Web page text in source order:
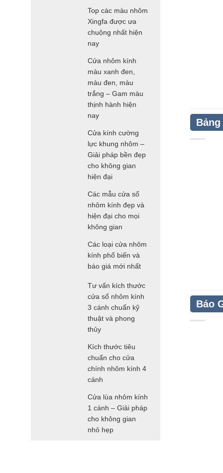
Top các màu nhôm
Xingfa được ưa
chuộng nhất hiện
nay
Cửa nhôm kính
màu xanh đen,
màu đen, màu
trắng – Gam màu
thịnh hành hiện
nay
Cửa kính cường
lực khung nhôm –
Giải pháp bền đẹp
cho không gian
hiện đại
Các mẫu cửa sổ
nhôm kính đẹp và
hiện đại cho mọi
không gian
Các loại cửa nhôm
kính phổ biến và
báo giá mới nhất
Tư vấn kích thước
cửa sổ nhôm kính
3 cánh chuẩn kỹ
thuật và phong
thủy
Kích thước tiêu
chuẩn cho cửa
chính nhôm kính 4
cánh
Cửa lùa nhôm kính
1 cánh – Giải pháp
cho không gian
nhỏ hẹp
Báo